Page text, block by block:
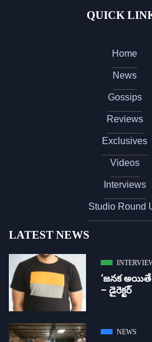
QUICK
Home
News
Gossips
Reviews
Exclusives
Videos
Interviews
Studio Round
LATEST NEWS
‘జ‌న‌క అయితే
– డైరెక్ట‌ర్
NEWS